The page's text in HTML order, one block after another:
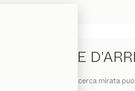
IDEE
per una ricerca mirata